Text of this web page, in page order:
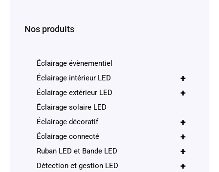
Nos produits
Éclairage évènementiel
+
Éclairage intérieur LED
+
Éclairage extérieur LED
Éclairage solaire LED
+
Éclairage décoratif
+
Éclairage connecté
+
Ruban LED et Bande LED
+
Détection et gestion LED